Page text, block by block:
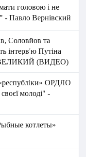
головою і не
Павло Вернівский
Соловйов та
інтерв'ю Путіна
ВЕЛИКИЙ (ВИДЕО)
ОРДЛО
молоді" -
котлеты»